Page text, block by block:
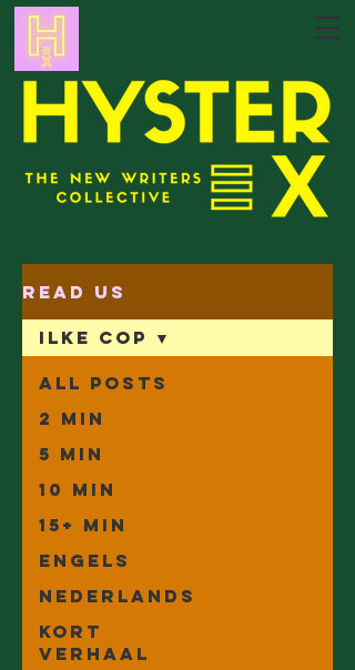
Read Us
All Posts
2 min
5 min
10 min
15+ min
Engels
Nederlands
Kort
Verhaal
Ilke Cop